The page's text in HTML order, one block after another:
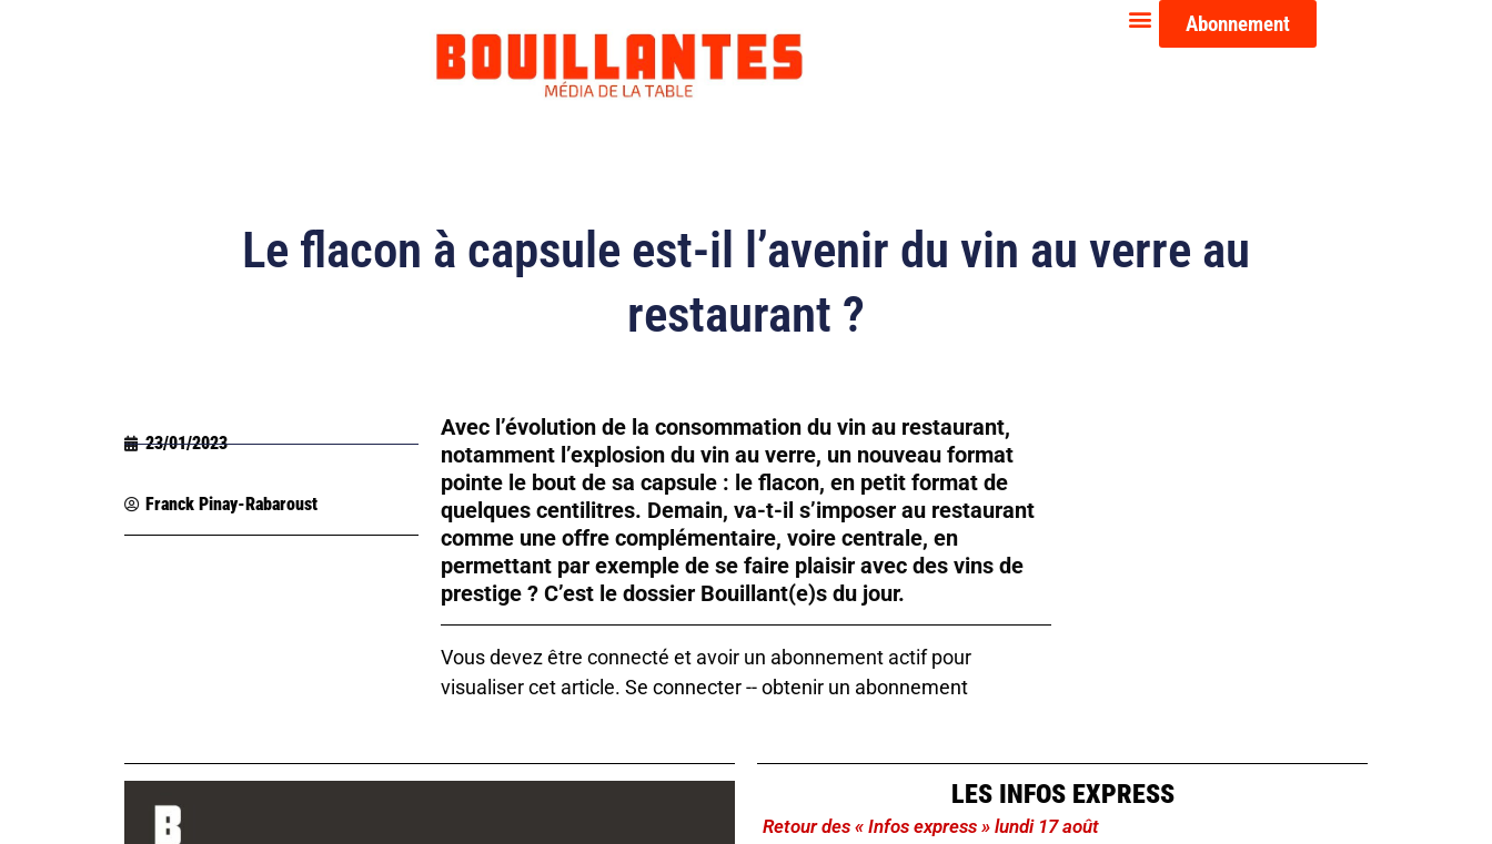
Abonnement
Le flacon à capsule est-il l’avenir du vin au verre au
restaurant ?
23/01/2023
Franck Pinay-Rabaroust
Avec l’évolution de la consommation du vin au restaurant,
notamment l’explosion du vin au verre, un nouveau format
pointe le bout de sa capsule : le flacon, en petit format de
quelques centilitres. Demain, va-t-il s’imposer au restaurant
comme une offre complémentaire, voire centrale, en
permettant par exemple de se faire plaisir avec des vins de
prestige ? C’est le dossier Bouillant(e)s du jour.
Vous devez être connecté et avoir un abonnement actif pour
visualiser cet article. Se connecter--obtenir un abonnement
LES INFOS EXPRESS
Retour des « Infos express » lundi 17 août